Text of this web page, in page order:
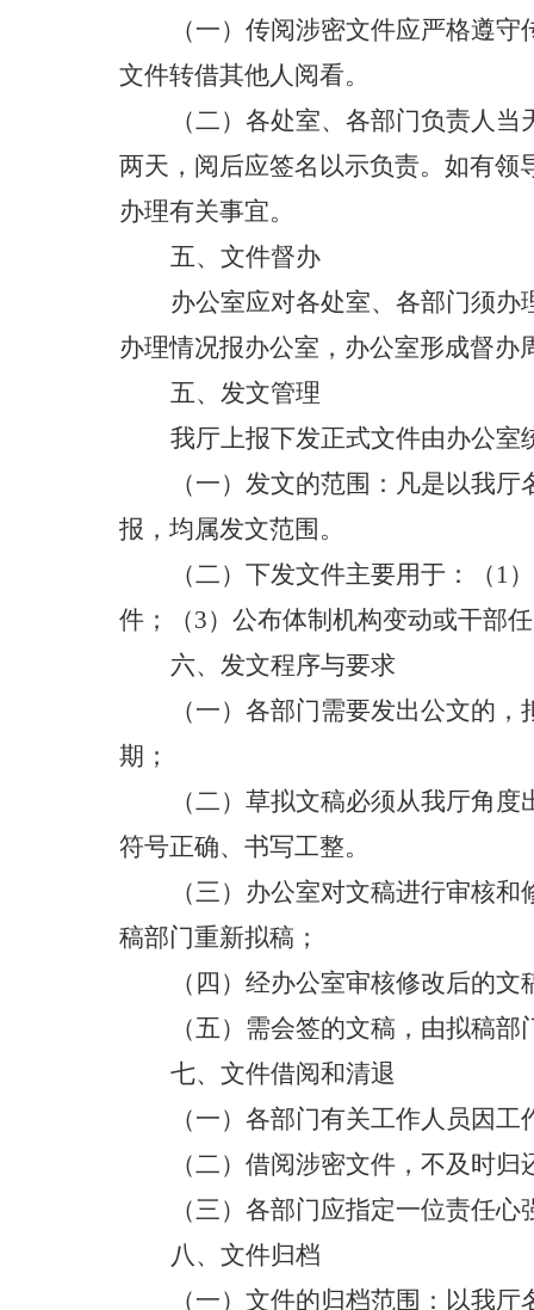
（一） 传阅涉密文件应严格遵守
文件转借其他人阅看。
（二）各处室、各部门负责人 当
两天，阅后应签名以示负责。如有领
办理有关事宜。
五、文件督办
办公室应对各处室、各部门须办
办理情况报办公室，办公室形成督办
五、 发文管理
我厅上报下发正式文件由办公室
（一） 发文的范围：凡是以我厅
报，均属发文范围。
（二） 下发文件主要用于：（ 1
件；（3）公布体制机构变动或干部
六、 发文程序与要求
（一） 各部门需要发出公文的
期；
（二） 草拟文稿必须从我厅角度
符号正确、书写工整。
（三） 办公室对文稿进行审核和
稿部门重新拟稿；
（ 四 ） 经办公室审核修改后的文
（五） 需会签的文稿，由拟稿部
七、 文件借阅和清退
（一） 各部门有关工作人员因工
（二） 借阅涉密文件，不及时归
（三） 各部门应指定一位责任心
八、文件归档
（一） 文件的归档范围：以我厅